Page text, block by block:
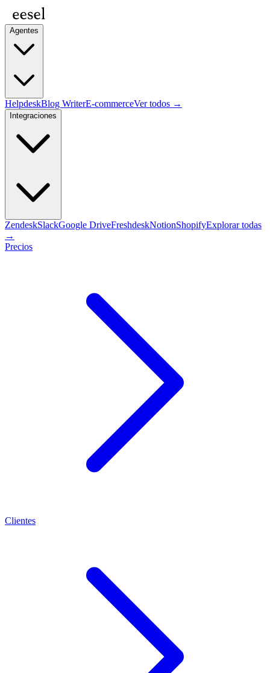
Agentes
HelpdeskBlog WriterE-commerceVer todos →
Integraciones
ZendeskSlackGoogle DriveFreshdeskNotionShopifyExplorar todas
→
Precios
Clientes